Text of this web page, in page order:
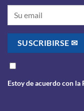
Estoy de acuerdo con la